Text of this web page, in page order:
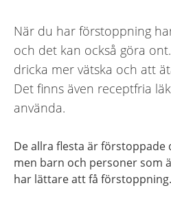
När du har förstoppning
och det kan också göra
dricka mer vätska och att
Det finns även receptfria
använda.
De allra flesta är förstoppade
men barn och personer som
har lättare att få förstoppning.